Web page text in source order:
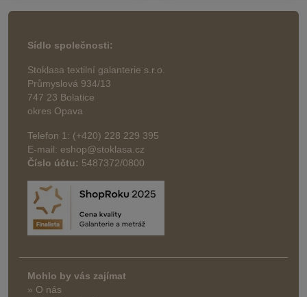
Sídlo společnosti:
Stoklasa textilní galanterie s.r.o.
Průmyslová 934/13
747 23 Bolatice
okres Opava
Telefon 1: (+420) 228 229 395
E-mail: eshop@stoklasa.cz
Číslo účtu: 5487372/0800
Mohlo by vás zajímat
» O nás